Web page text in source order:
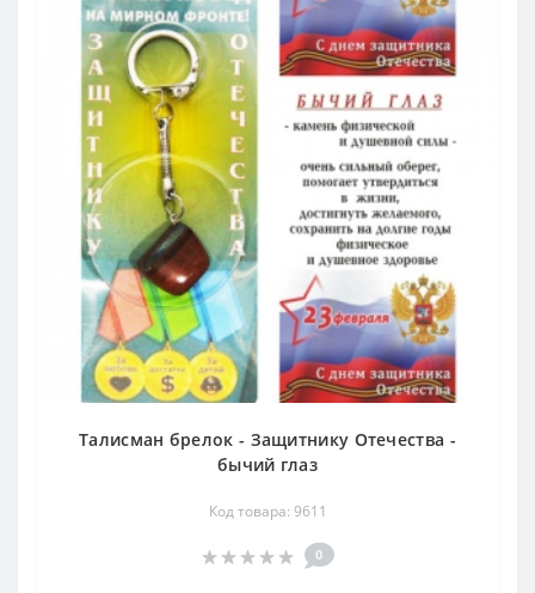
Талисман брелок - Защитнику Отечества -
бычий глаз
Код товара: 9611
0